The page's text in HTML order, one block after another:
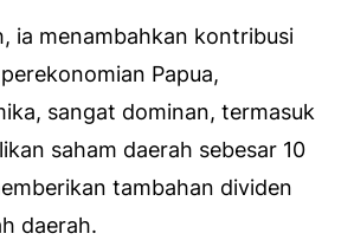
ia menambahkan kontribusi
Papua,
sangat dominan, termasuk
saham daerah sebesar 10
tambahan dividen
daerah.